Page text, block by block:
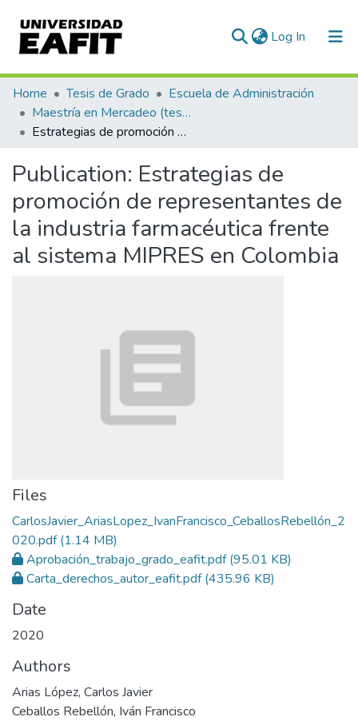
Log In (current)
Communities & Collections
All of DSpace
Home Tesis de Grado
Escuela de Administración
Maestría en Mercadeo (tesis)
Estrategias de promoción de representantes de la industria farmacéutica frente al sistema MIPRES en Colombia
Publication: Estrategias de
promoción de representantes de
la industria farmacéutica frente
al sistema MIPRES en Colombia
Files
CarlosJavier_AriasLopez_IvanFrancisco_CeballosRebellón_2
020.pdf(1.14 MB)
Aprobación_trabajo_grado_eafit.pdf(95.01 KB)
Carta_derechos_autor_eafit.pdf(435.96 KB)
Date
2020
Authors
Arias López, Carlos Javier
Ceballos Rebellón, Iván Francisco